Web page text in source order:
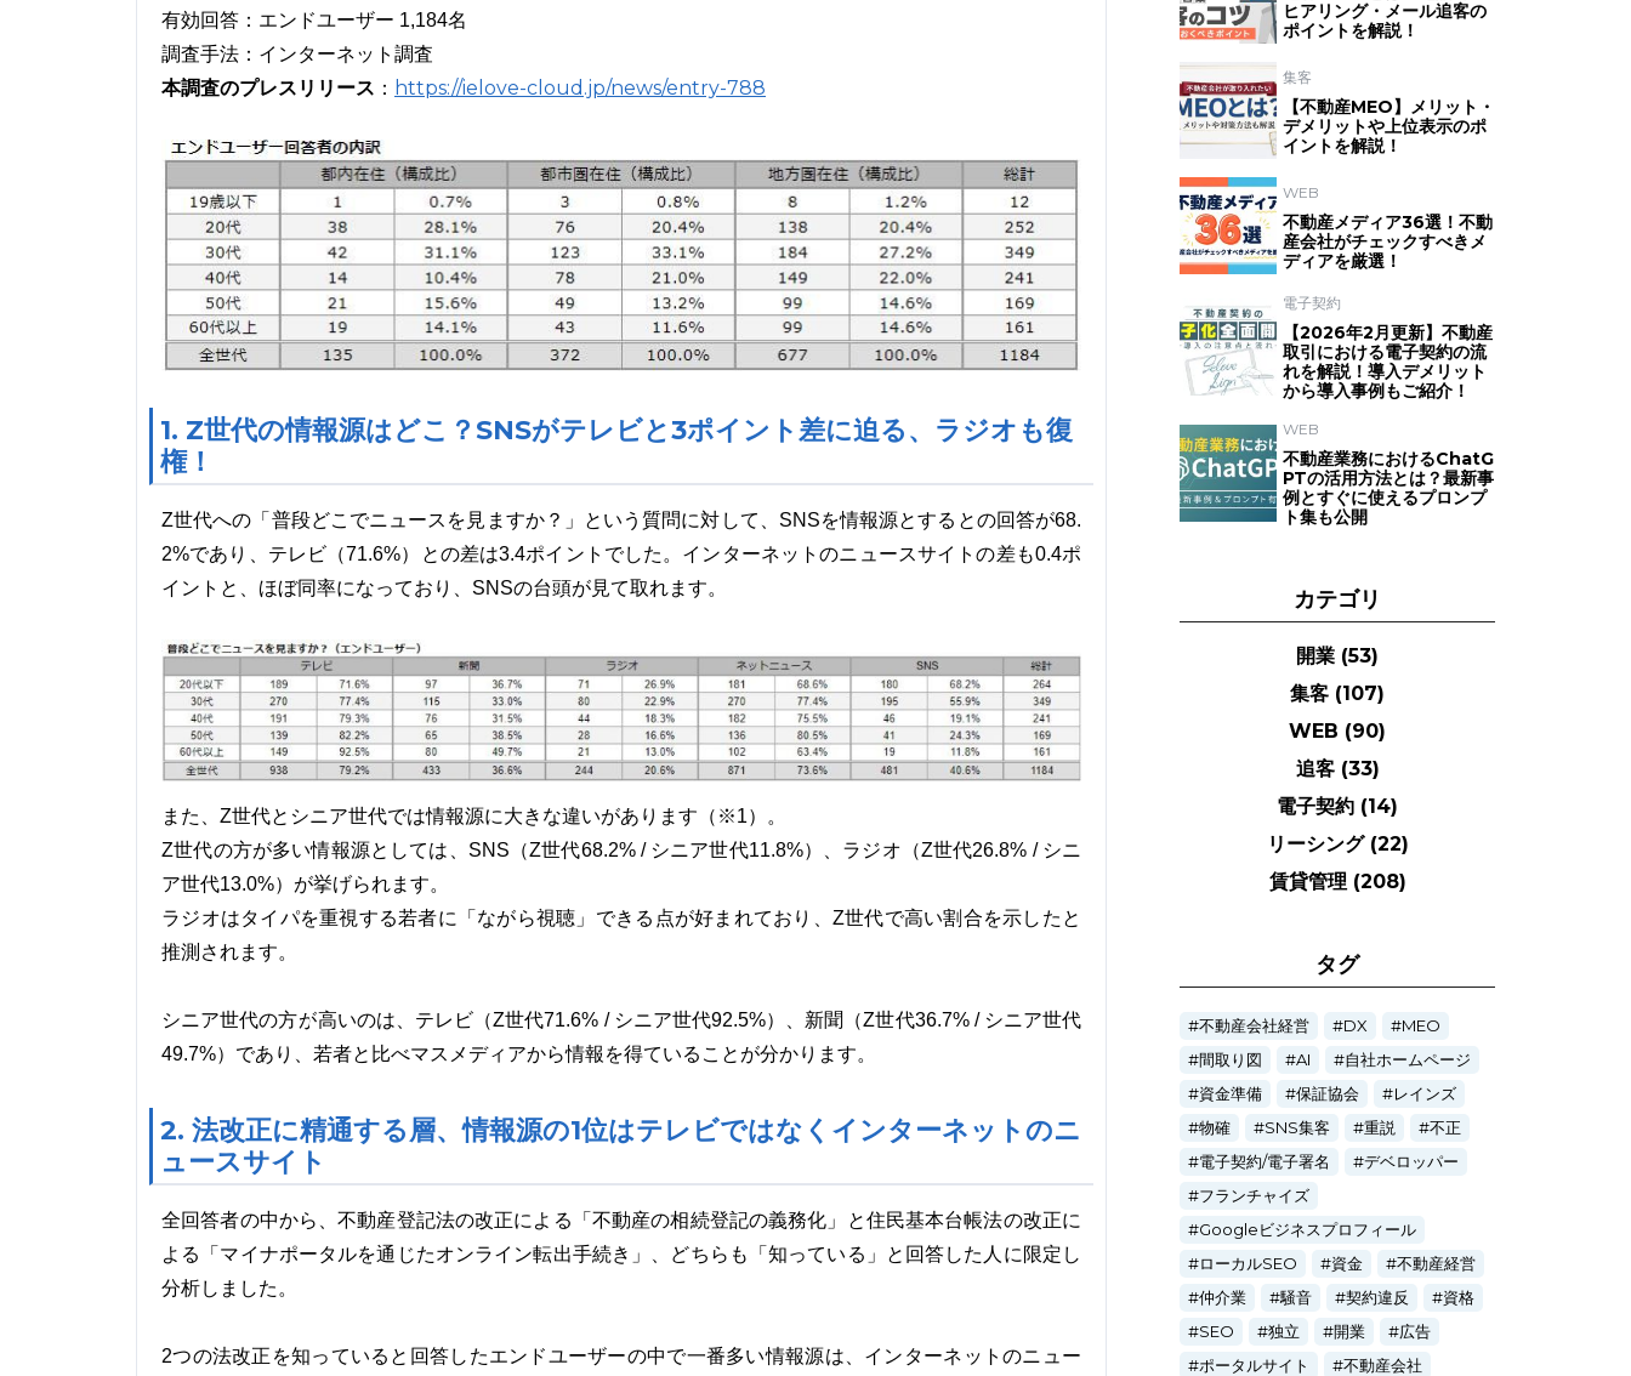
有効回答：エンドユーザー 1,184名
調査手法：インターネット調査
本調査のプレスリリース ： https://ielove-cloud.jp/news/entry-788
1. Z世代の情報源はどこ？SNSがテレビと3ポイント差に迫る、ラジオも復
権！
Z世代への「普段どこでニュースを見ますか？」という質問に対して、SNSを情報源とするとの回答が68.
2%であり、テレビ（71.6%）との差は3.4ポイントでした。インターネットのニュースサイトの差も0.4ポ
イントと、ほぼ同率になっており、SNSの台頭が見て取れます。
また、Z世代とシニア世代では情報源に大きな違いがあります（※1）。
Z世代の方が多い情報源としては、SNS（Z世代68.2% / シニア世代11.8%）、ラジオ（Z世代26.8% / シニ
ア世代13.0%）が挙げられます。
ラジオはタイパを重視する若者に「ながら視聴」できる点が好まれており、Z世代で高い割合を示したと
推測されます。
シニア世代の方が高いのは、テレビ（Z世代71.6% / シニア世代92.5%）、新聞（Z世代36.7% / シニア世代
49.7%）であり、若者と比べマスメディアから情報を得ていることが分かります。
2. 法改正に精通する層、情報源の1位はテレビではなくインターネットのニ
ュースサイト
全回答者の中から、不動産登記法の改正による「不動産の相続登記の義務化」と住民基本台帳法の改正に
よる「マイナポータルを通じたオンライン転出手続き」、どちらも「知っている」と回答した人に限定し
分析しました。
2つの法改正を知っていると回答したエンドユーザーの中で一番多い情報源は、インターネットのニュー
ヒアリング・メール追客の
ポイントを解説！
集客
【不動産MEO】メリット・
デメリットや上位表示のポ
イントを解説！
WEB
不動産メディア36選！不動
産会社がチェックすべきメ
ディアを厳選！
電子契約
【2026年2月更新】不動産
取引における電子契約の流
れを解説！導入デメリット
から導入事例もご紹介！
WEB
不動産業務におけるChatG
PTの活用方法とは？最新事
例とすぐに使えるプロンプ
ト集も公開
カテゴリ
開業 (53)
集客 (107)
WEB (90)
追客 (33)
電子契約 (14)
リーシング (22)
賃貸管理 (208)
タグ
不動産会社経営 DX
MEO
間取り図
AI
自社ホームページ
資金準備
保証協会
レインズ
物確
SNS集客 重説
不正
電子契約/電子署名
デベロッパー
フランチャイズ
Googleビジネスプロフィール
ローカルSEO
資金
不動産経営
仲介業
騒音 契約違反
資格
SEO
独立 開業
広告
ポータルサイト
不動産会社